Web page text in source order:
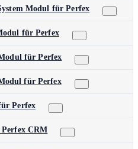
Modul für Perfex
für Perfex
für Perfex
für Perfex
Perfex
CRM